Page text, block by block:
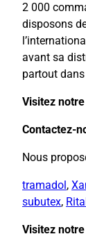
2 000
disposons
avant sa
partout
Visitez
Contactez-
Nous
tramadol ,
subutex,
Visitez